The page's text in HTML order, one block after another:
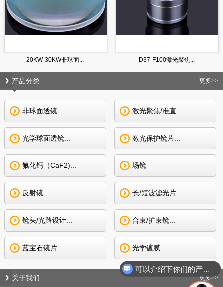
20KW-30KW非球面... D37-F100激光聚焦...
更多>>
产品分类
非球面透镜... 激光聚焦/准直...
光学球面透镜... 激光保护镜片...
氟化钙（CaF2)... 场镜
反射镜 长/短波滤光片...
镜头/光路设计... 合束/扩束镜...
蓝宝石镜片... 光学镀膜
更多>>
关于我们
可以介绍下你们的产品么